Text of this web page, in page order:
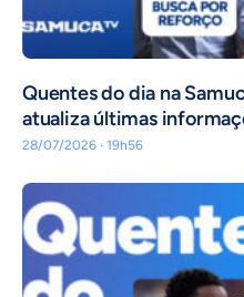
Quentes do dia na
atualiza últimas
28/07/2026 · 19h56